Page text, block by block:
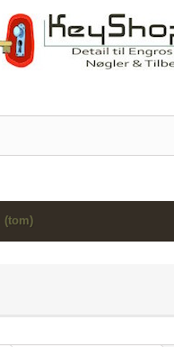
(tom)